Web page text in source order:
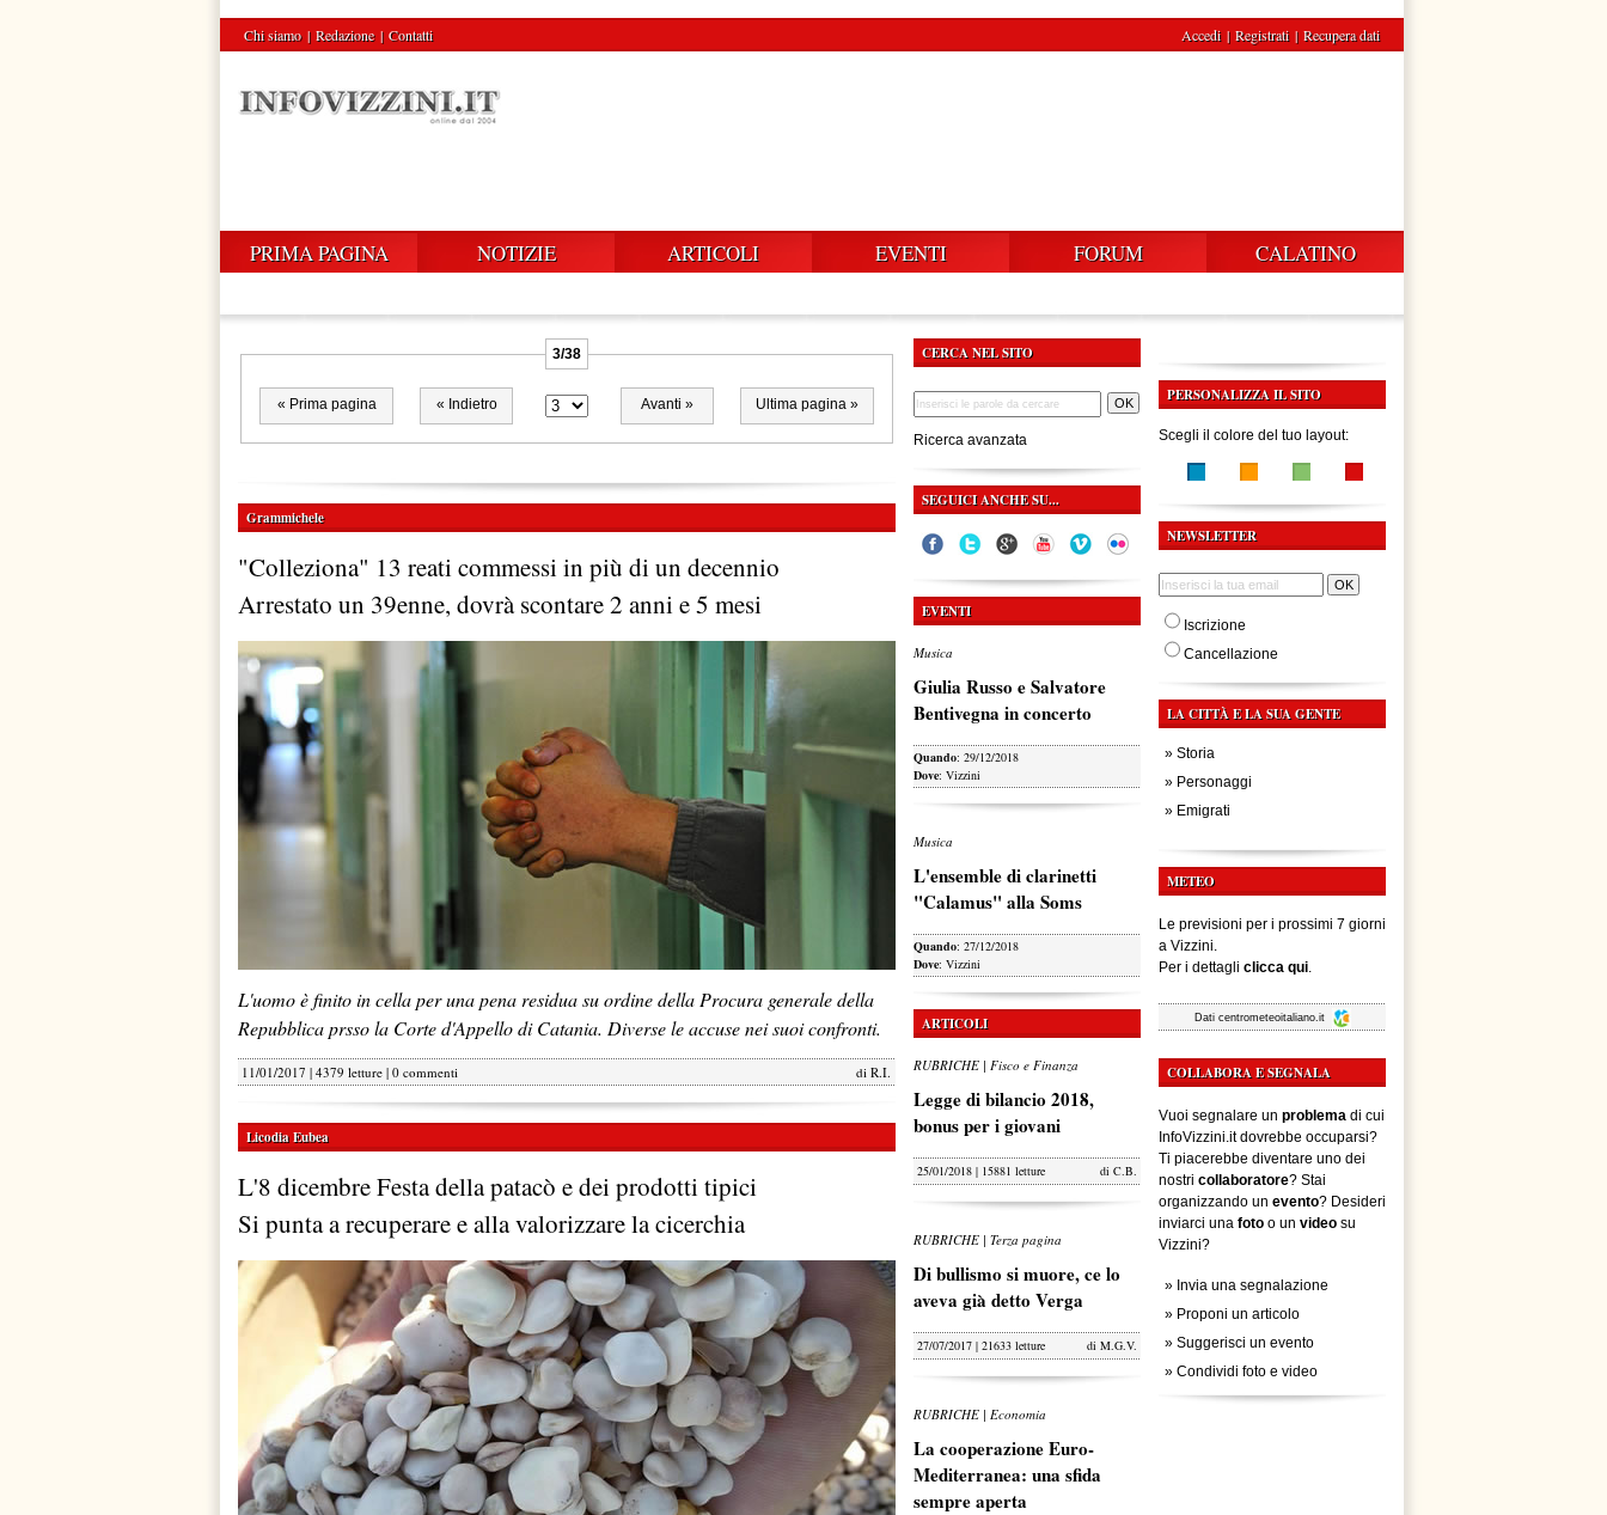
Chi siamo | Redazione | Contatti Accedi | Registrati | Recupera dati
PRIMA PAGINA NOTIZIE ARTICOLI EVENTI FORUM CALATINO
3/38
« Prima pagina « Indietro Avanti » Ultima pagina »
Grammichele
"Colleziona" 13 reati commessi in più di un decennio
Arrestato un 39enne, dovrà scontare 2 anni e 5 mesi
L'uomo è finito in cella per una pena residua su ordine della Procura generale della
Repubblica prsso la Corte d'Appello di Catania. Diverse le accuse nei suoi confronti.
11/01/2017 | 4379 letture | 0 commenti di R.I.
Licodia Eubea
L'8 dicembre Festa della patacò e dei prodotti tipici
Si punta a recuperare e alla valorizzare la cicerchia
CERCA NEL SITO
Ricerca avanzata
SEGUICI ANCHE SU...
EVENTI
Musica
Giulia Russo e Salvatore
Bentivegna in concerto
Quando: 29/12/2018
Dove: Vizzini
Musica
L'ensemble di clarinetti
"Calamus" alla Soms
Quando: 27/12/2018
Dove: Vizzini
ARTICOLI
RUBRICHE | Fisco e Finanza
Legge di bilancio 2018,
bonus per i giovani
25/01/2018 | 15881 letture di C.B.
RUBRICHE | Terza pagina
Di bullismo si muore, ce lo
aveva già detto Verga
27/07/2017 | 21633 letture di M.G.V.
RUBRICHE | Economia
La cooperazione Euro-
Mediterranea: una sfida
sempre aperta
PERSONALIZZA IL SITO
Scegli il colore del tuo layout:
NEWSLETTER
Iscrizione
Cancellazione
LA CITTÀ E LA SUA GENTE
» Storia
» Personaggi
» Emigrati
METEO
Le previsioni per i prossimi 7 giorni
a Vizzini.
Per i dettagli clicca qui.
Dati centrometeoitaliano.it
COLLABORA E SEGNALA
Vuoi segnalare un problema di cui
InfoVizzini.it dovrebbe occuparsi?
Ti piacerebbe diventare uno dei
nostri collaboratore? Stai
organizzando un evento? Desideri
inviarci una foto o un video su
Vizzini?
» Invia una segnalazione
» Proponi un articolo
» Suggerisci un evento
» Condividi foto e video